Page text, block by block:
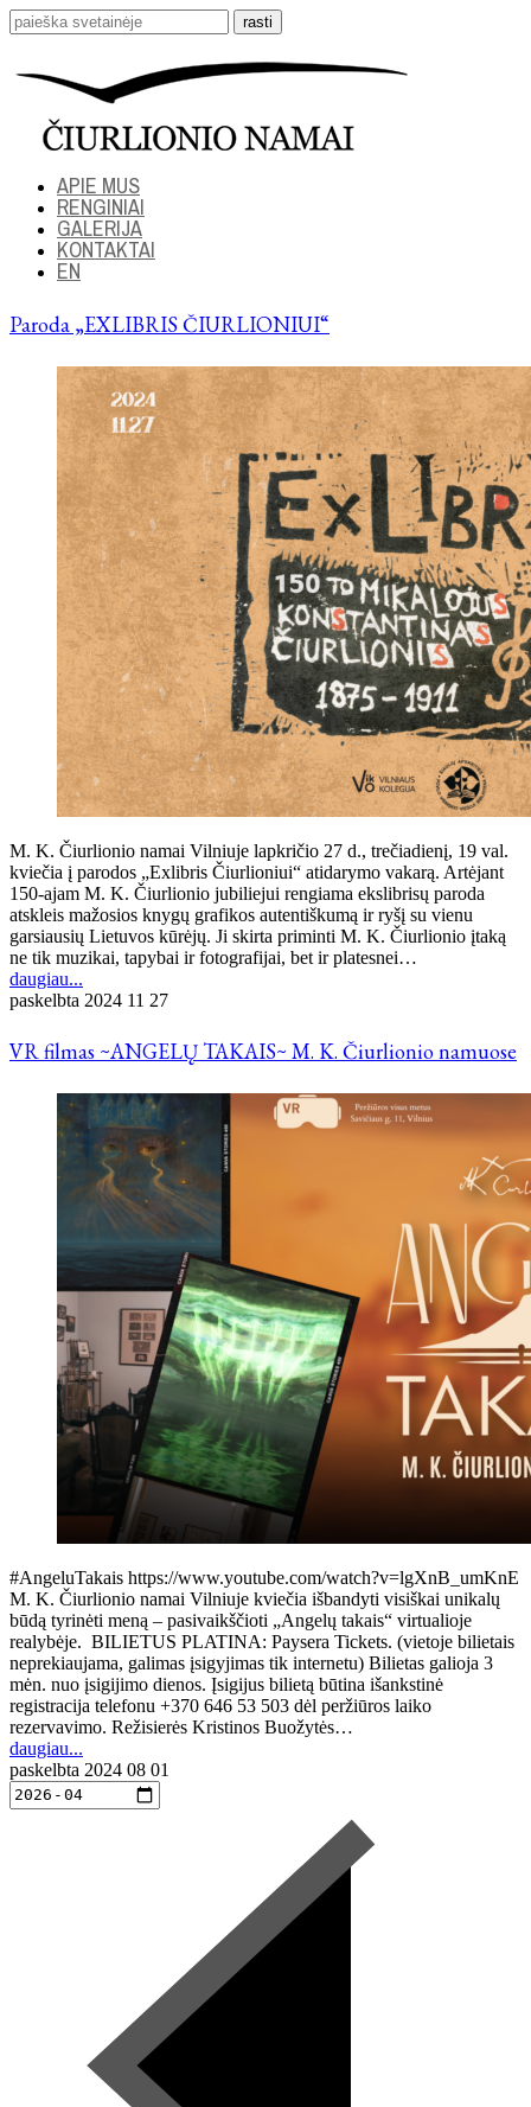
APIE MUS
RENGINIAI
GALERIJA
KONTAKTAI
EN
Paroda „EXLIBRIS ČIURLIONIUI“
M. K. Čiurlionio namai Vilniuje lapkričio 27 d., trečiadienį, 19 val.
kviečia į parodos „Exlibris Čiurlioniui“ atidarymo vakarą. Artėjant
150-ajam M. K. Čiurlionio jubiliejui rengiama ekslibrisų paroda
atskleis mažosios knygų grafikos autentiškumą ir ryšį su vienu
garsiausių Lietuvos kūrėjų. Ji skirta priminti M. K. Čiurlionio įtaką
ne tik muzikai, tapybai ir fotografijai, bet ir platesnei…
daugiau...
paskelbta 2024 11 27
VR filmas ~ANGELŲ TAKAIS~ M. K. Čiurlionio namuose
#AngeluTakais https://www.youtube.com/watch?v=lgXnB_umKnE
M. K. Čiurlionio namai Vilniuje kviečia išbandyti visiškai unikalų
būdą tyrinėti meną – pasivaikščioti „Angelų takais“ virtualioje
realybėje. BILIETUS PLATINA: Paysera Tickets. (vietoje bilietais
neprekiaujama, galimas įsigyjimas tik internetu) Bilietas galioja 3
mėn. nuo įsigijimo dienos. Įsigijus bilietą būtina išankstinė
registracija telefonu +370 646 53 503 dėl peržiūros laiko
rezervavimo. Režisierės Kristinos Buožytės…
daugiau...
paskelbta 2024 08 01